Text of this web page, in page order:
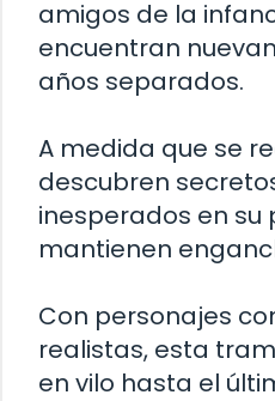
amigos de la
encuentran
años separados.
A medida que se
descubren
inesperados en su
mantienen
Con personajes
realistas, esta
en vilo hasta el